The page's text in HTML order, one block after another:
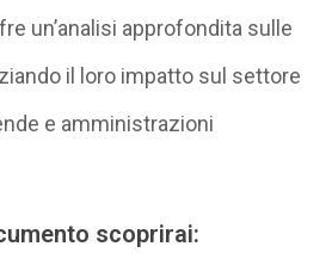
un’analisi approfondita sulle
il loro impatto sul settore
e amministrazioni
scoprirai: